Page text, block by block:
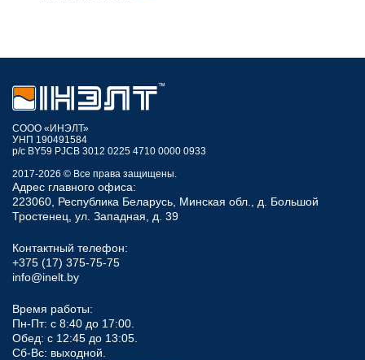
СООО «ИНЭЛТ»
УНП 190491584
р/с BY59 PJCB 3012 0225 4710 0000 0933
2017-2026 © Все права защищены.
Адрес главного офиса:
223060, Республика Беларусь, Минская обл., д. Большой
Тростенец, ул. Западная, д. 39
Контактный телефон:
+375 (17) 375-75-75
info@inelt.by
Время работы:
Пн-Пт: с 8:40 до 17:00.
Обед: с 12:45 до 13:05.
Сб-Вс: выходной.